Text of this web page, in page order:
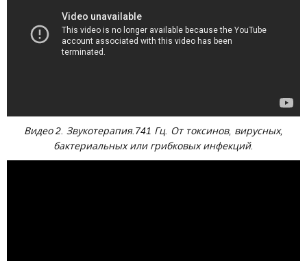
Видео 2. Звукотерапия.741 Гц. От токсинов, вирусных,
бактериальных или грибковых инфекций.